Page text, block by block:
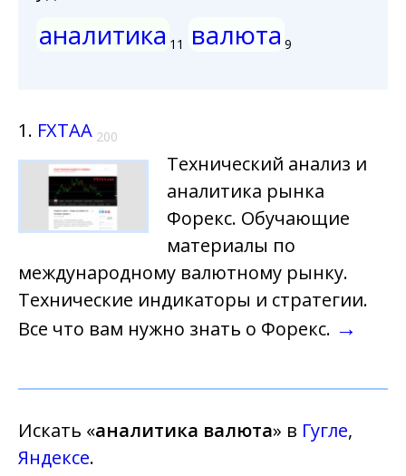
аналитика 11 валюта 9
1. FXTAA 200
Технический анализ и
аналитика рынка
Форекс. Обучающие
материалы по
международному валютному рынку.
Технические индикаторы и стратегии.
Все что вам нужно знать о Форекс. →
Искать «аналитика валюта» в Гугле,
Яндексе.